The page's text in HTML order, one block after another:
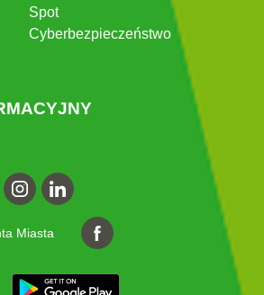
Spot
Cyberbezpieczeństwo
Miasta